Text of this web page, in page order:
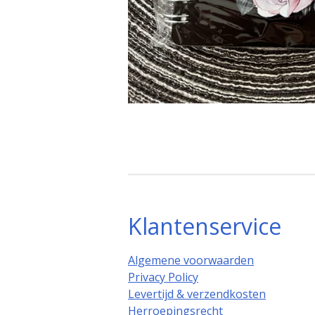
Klantenservice
Algemene voorwaarden
Privacy Policy
Levertijd & verzendkosten
Herroepingsrecht